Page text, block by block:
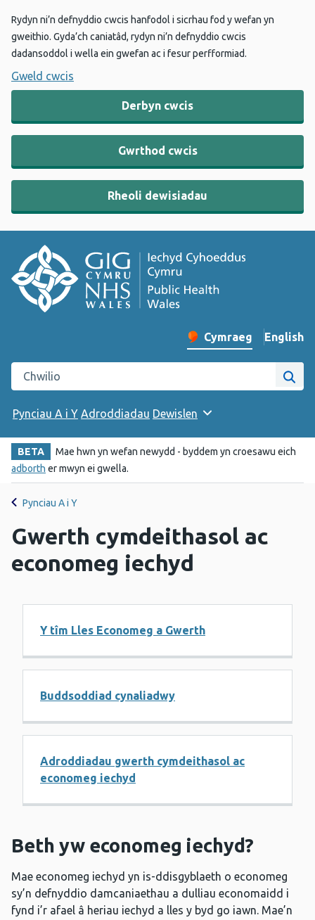
Rydyn ni’n defnyddio cwcis hanfodol i sicrhau fod y wefan yn
gweithio. Gyda’ch caniatâd, rydyn ni’n defnyddio cwcis
dadansoddol i wella ein gwefan ac i fesur perfformiad.
Gweld cwcis
Derbyn cwcis
Gwrthod cwcis
Rheoli dewisiadau
Newid iaith y wefan
Cymraeg English
–
Chwilio gwefan Iechyd Cyhoeddus Cymru
Pynciau A i Y Adroddiadau Dewislen
BETA
Mae hwn yn wefan newydd - byddem yn croesawu eich
adborth er mwyn ei gwella.
Pynciau A i Y
Gwerth cymdeithasol ac
economeg iechyd
Y tîm Lles Economeg a Gwerth
Buddsoddiad cynaliadwy
Adroddiadau gwerth cymdeithasol ac
economeg iechyd
Beth yw economeg iechyd?
Mae economeg iechyd yn is-ddisgyblaeth o economeg
sy’n defnyddio damcaniaethau a dulliau economaidd i
fynd i’r afael â heriau iechyd a lles y byd go iawn. Mae’n